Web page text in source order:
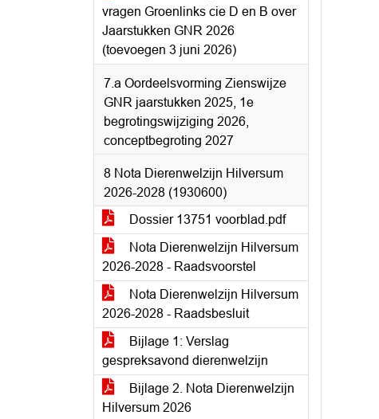
vragen Groenlinks cie D en B over
Jaarstukken GNR 2026
(toevoegen 3 juni 2026)
7.a Oordeelsvorming Zienswijze
GNR jaarstukken 2025, 1e
begrotingswijziging 2026,
conceptbegroting 2027
8 Nota Dierenwelzijn Hilversum
2026-2028 (1930600)
Dossier 13751 voorblad.pdf
Nota Dierenwelzijn Hilversum
2026-2028 - Raadsvoorstel
Nota Dierenwelzijn Hilversum
2026-2028 - Raadsbesluit
Bijlage 1: Verslag
gespreksavond dierenwelzijn
Bijlage 2. Nota Dierenwelzijn
Hilversum 2026